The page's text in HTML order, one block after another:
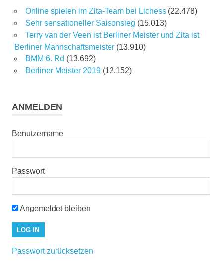
Online spielen im Zita-Team bei Lichess (22.478)
Sehr sensationeller Saisonsieg (15.013)
Terry van der Veen ist Berliner Meister und Zita ist
Berliner Mannschaftsmeister (13.910)
BMM 6. Rd (13.692)
Berliner Meister 2019 (12.152)
ANMELDEN
Benutzername
Passwort
Angemeldet bleiben
Passwort zurücksetzen